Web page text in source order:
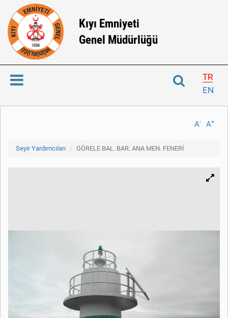
Kıyı Emniyeti
Genel Müdürlüğü
TR
EN
A+
A-
Seyir Yardımcıları GÖRELE BAL. BAR. ANA MEN. FENERİ